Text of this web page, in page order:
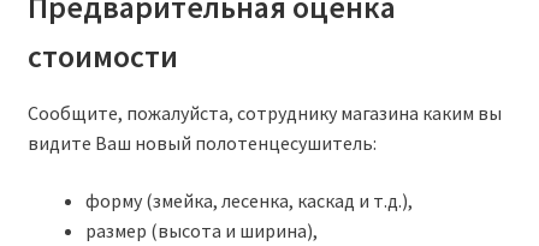
стоимости
Сообщите, пожалуйста, сотруднику магазина каким вы
видите Ваш новый полотенцесушитель:
форму (змейка, лесенка, каскад и т.д.),
размер (высота и ширина),